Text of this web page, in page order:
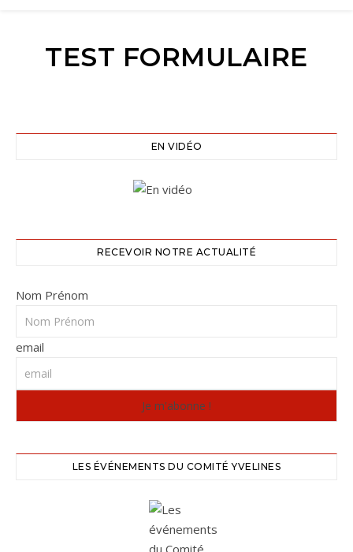
TEST FORMULAIRE
EN VIDÉO
RECEVOIR NOTRE ACTUALITÉ
Nom Prénom
email
LES ÉVÉNEMENTS DU COMITÉ YVELINES